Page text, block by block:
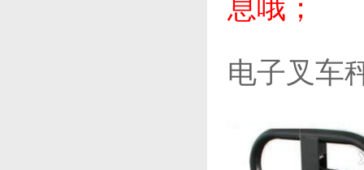
息哦；
电子叉车